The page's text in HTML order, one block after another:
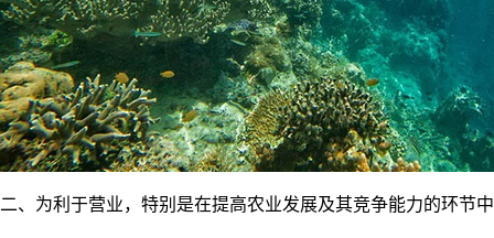
二、为利于营业，特别是在提高农业发展及其竞争能力的环节